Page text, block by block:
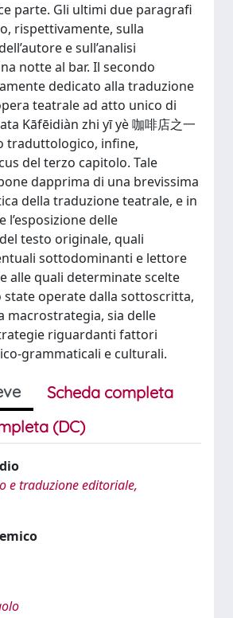
parte. Gli ultimi due paragrafi
rispettivamente, sulla
e sull’analisi
notte al bar. Il secondo
dedicato alla traduzione
teatrale ad atto unico di
Kāfēidiàn zhi yī yè 咖啡店之一
traduttologico, infine,
del terzo capitolo. Tale
dapprima di una brevissima
della traduzione teatrale, e in
l’esposizione delle
testo originale, quali
sottodominanti e lettore
alle quali determinate scelte
operate dalla sottoscritta,
macrostrategia, sia delle
riguardanti fattori
grammaticali e culturali.
Scheda completa
(DC)
e traduzione editoriale,